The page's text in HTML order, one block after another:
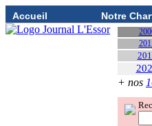
Accueil Notre
+ nos